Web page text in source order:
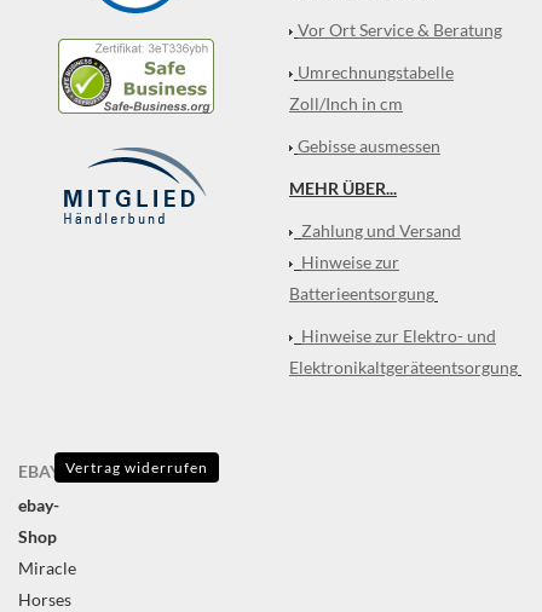
Vor Ort Service & Beratung
Umrechnungstabelle
Zoll/Inch in cm
Gebisse ausmessen
MEHR ÜBER...
Zahlung und Versand
Hinweise zur
Batterieentsorgung
Hinweise zur Elektro- und
Elektronikaltgeräteentsorgung
EBAY
ebay-
Shop
Miracle
Horses
Vertrag widerrufen